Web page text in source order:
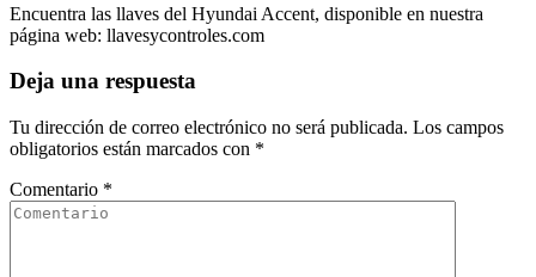
Encuentra las llaves del Hyundai Accent, disponible en nuestra
página web: llavesycontroles.com
Deja una respuesta
Tu dirección de correo electrónico no será publicada. Los campos
obligatorios están marcados con *
Comentario *